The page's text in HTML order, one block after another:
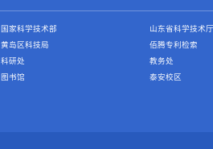
国家科学技术部
山东省科学技术厅
黄岛区科技局
佰腾专利检索
科研处
教务处
图书馆
泰安校区